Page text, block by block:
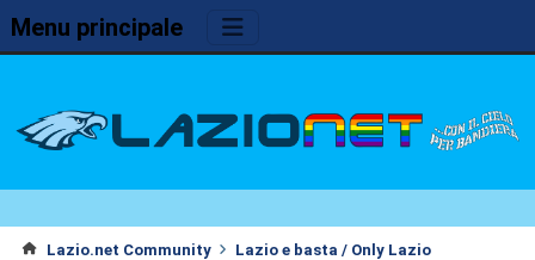
Menu principale
Lazio.net Community
Lazio e basta / Only Lazio